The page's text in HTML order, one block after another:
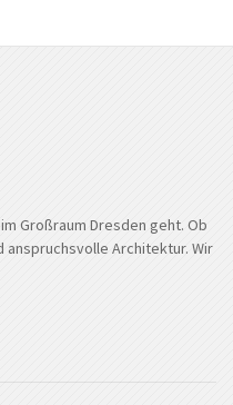
Großraum Dresden geht. Ob
anspruchsvolle Architektur. Wir